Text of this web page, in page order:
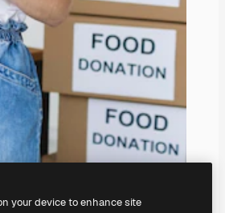
your device to enhance site